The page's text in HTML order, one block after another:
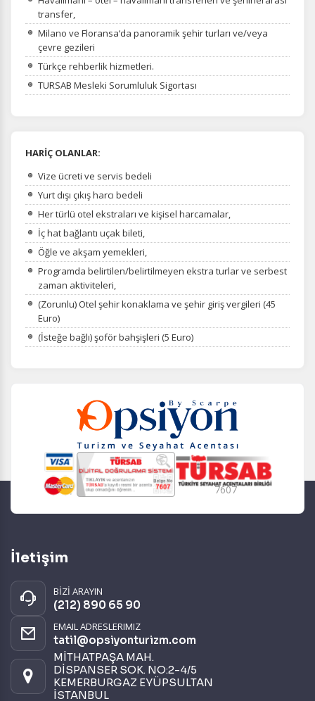
transfer,
Milano ve Floransa‘da panoramik şehir turları ve/veya
çevre gezileri
Türkçe rehberlik hizmetleri.
TURSAB Mesleki Sorumluluk Sigortası
HARİÇ OLANLAR:
Vize ücreti ve servis bedeli
Yurt dışı çıkış harcı bedeli
Her türlü otel ekstraları ve kişisel harcamalar,
İç hat bağlantı uçak bileti,
Öğle ve akşam yemekleri,
Programda belirtilen/belirtilmeyen ekstra turlar ve serbest
zaman aktiviteleri,
(Zorunlu) Otel şehir konaklama ve şehir giriş vergileri (45
Euro)
(İsteğe bağlı) şoför bahşişleri (5 Euro)
7607
İletişim
BİZİ ARAYIN
(212) 890 65 90
EMAIL ADRESLERIMIZ
tatil@opsiyonturizm.com
MİTHATPAŞA MAH.
DİSPANSER SOK. NO:2-4/5
KEMERBURGAZ EYÜPSULTAN
İSTANBUL